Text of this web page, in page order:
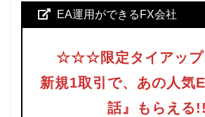
EA運用ができるFX会社
☆☆☆限定タイアッ
新規1取引で、あの人気
話』もらえる!!